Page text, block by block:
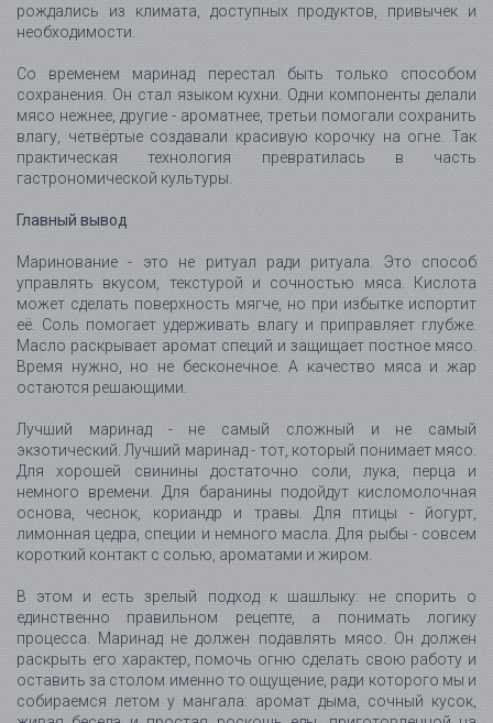
рождались из климата, доступных продуктов, привычек и
необходимости.
Со временем маринад перестал быть только способом
сохранения. Он стал языком кухни. Одни компоненты делали
мясо нежнее, другие - ароматнее, третьи помогали сохранить
влагу, четвёртые создавали красивую корочку на огне. Так
практическая технология превратилась в часть
гастрономической культуры.
Главный вывод
Маринование - это не ритуал ради ритуала. Это способ
управлять вкусом, текстурой и сочностью мяса. Кислота
может сделать поверхность мягче, но при избытке испортит
её. Соль помогает удерживать влагу и приправляет глубже.
Масло раскрывает аромат специй и защищает постное мясо.
Время нужно, но не бесконечное. А качество мяса и жар
остаются решающими.
Лучший маринад - не самый сложный и не самый
экзотический. Лучший маринад - тот, который понимает мясо.
Для хорошей свинины достаточно соли, лука, перца и
немного времени. Для баранины подойдут кисломолочная
основа, чеснок, кориандр и травы. Для птицы - йогурт,
лимонная цедра, специи и немного масла. Для рыбы - совсем
короткий контакт с солью, ароматами и жиром.
В этом и есть зрелый подход к шашлыку: не спорить о
единственно правильном рецепте, а понимать логику
процесса. Маринад не должен подавлять мясо. Он должен
раскрыть его характер, помочь огню сделать свою работу и
оставить за столом именно то ощущение, ради которого мы и
собираемся летом у мангала: аромат дыма, сочный кусок,